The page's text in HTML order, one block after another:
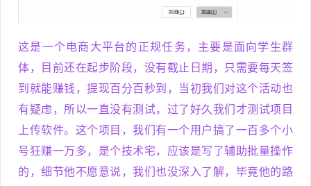
这是一个电商大平台的正规任务，主要是面向学生群
体，目前还在起步阶段，没有截止日期，只需要每天签
到就能赚钱，提现百分百秒到，当初我们对这个活动也
有疑虑，所以一直没有测试，过了好久我们才测试项目
上传软件。这个项目，我们有一个用户搞了一百多个小
号狂赚一万多，是个技术宅，应该是写了辅助批量操作
的，细节他不愿意说，我们也没深入了解，毕竟他的路